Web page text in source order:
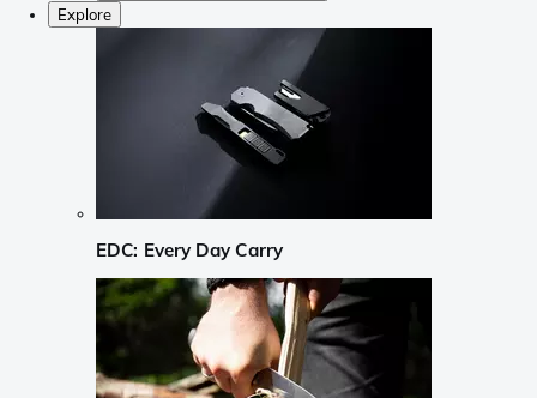
Explore
EDC: Every Day Carry